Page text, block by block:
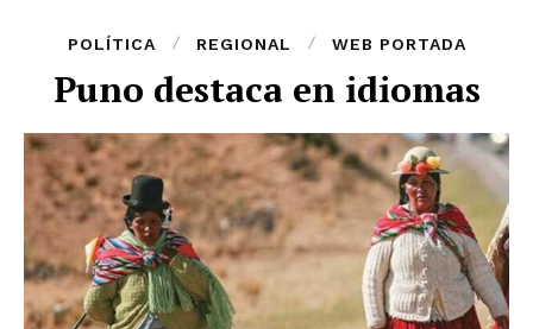
POLÍTICA REGIONAL WEB PORTADA
Puno destaca en idiomas